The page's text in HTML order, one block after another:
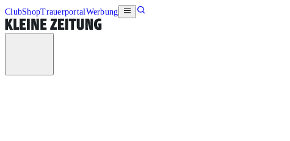
ClubShopTrauerportalWerbung